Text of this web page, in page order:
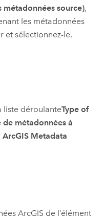
métadonnées source),
les métadonnées
et sélectionnez-le.
liste déroulanteType of
métadonnées à
ArcGIS Metadata
ArcGIS de l’élément